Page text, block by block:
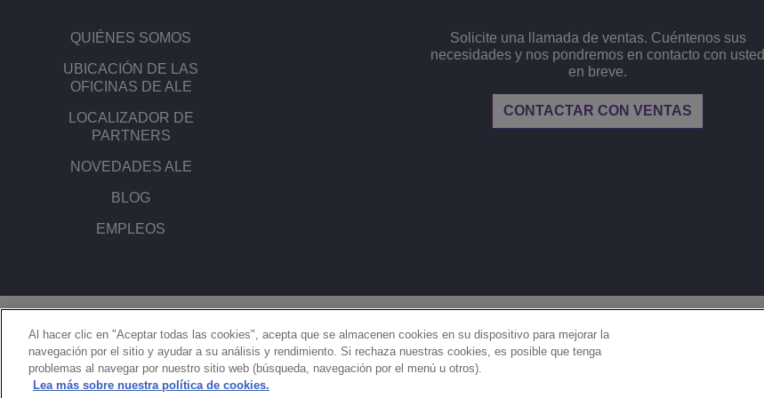
QUIÉNES SOMOS
UBICACIÓN DE LAS
OFICINAS DE ALE
LOCALIZADOR DE
PARTNERS
NOVEDADES ALE
BLOG
EMPLEOS
Solicite una llamada de ventas. Cuéntenos sus
necesidades y nos pondremos en contacto con usted
en breve.
CONTACTAR CON VENTAS
reservados en todos los países.
CONFIGURACIÓN DE COOKIES
Al hacer clic en "Aceptar todas las cookies", acepta que se almacenen cookies en su dispositivo para mejorar la
navegación por el sitio y ayudar a su análisis y rendimiento. Si rechaza nuestras cookies, es posible que tenga
problemas al navegar por nuestro sitio web (búsqueda, navegación por el menú u otros).
Lea más sobre nuestra política de cookies.